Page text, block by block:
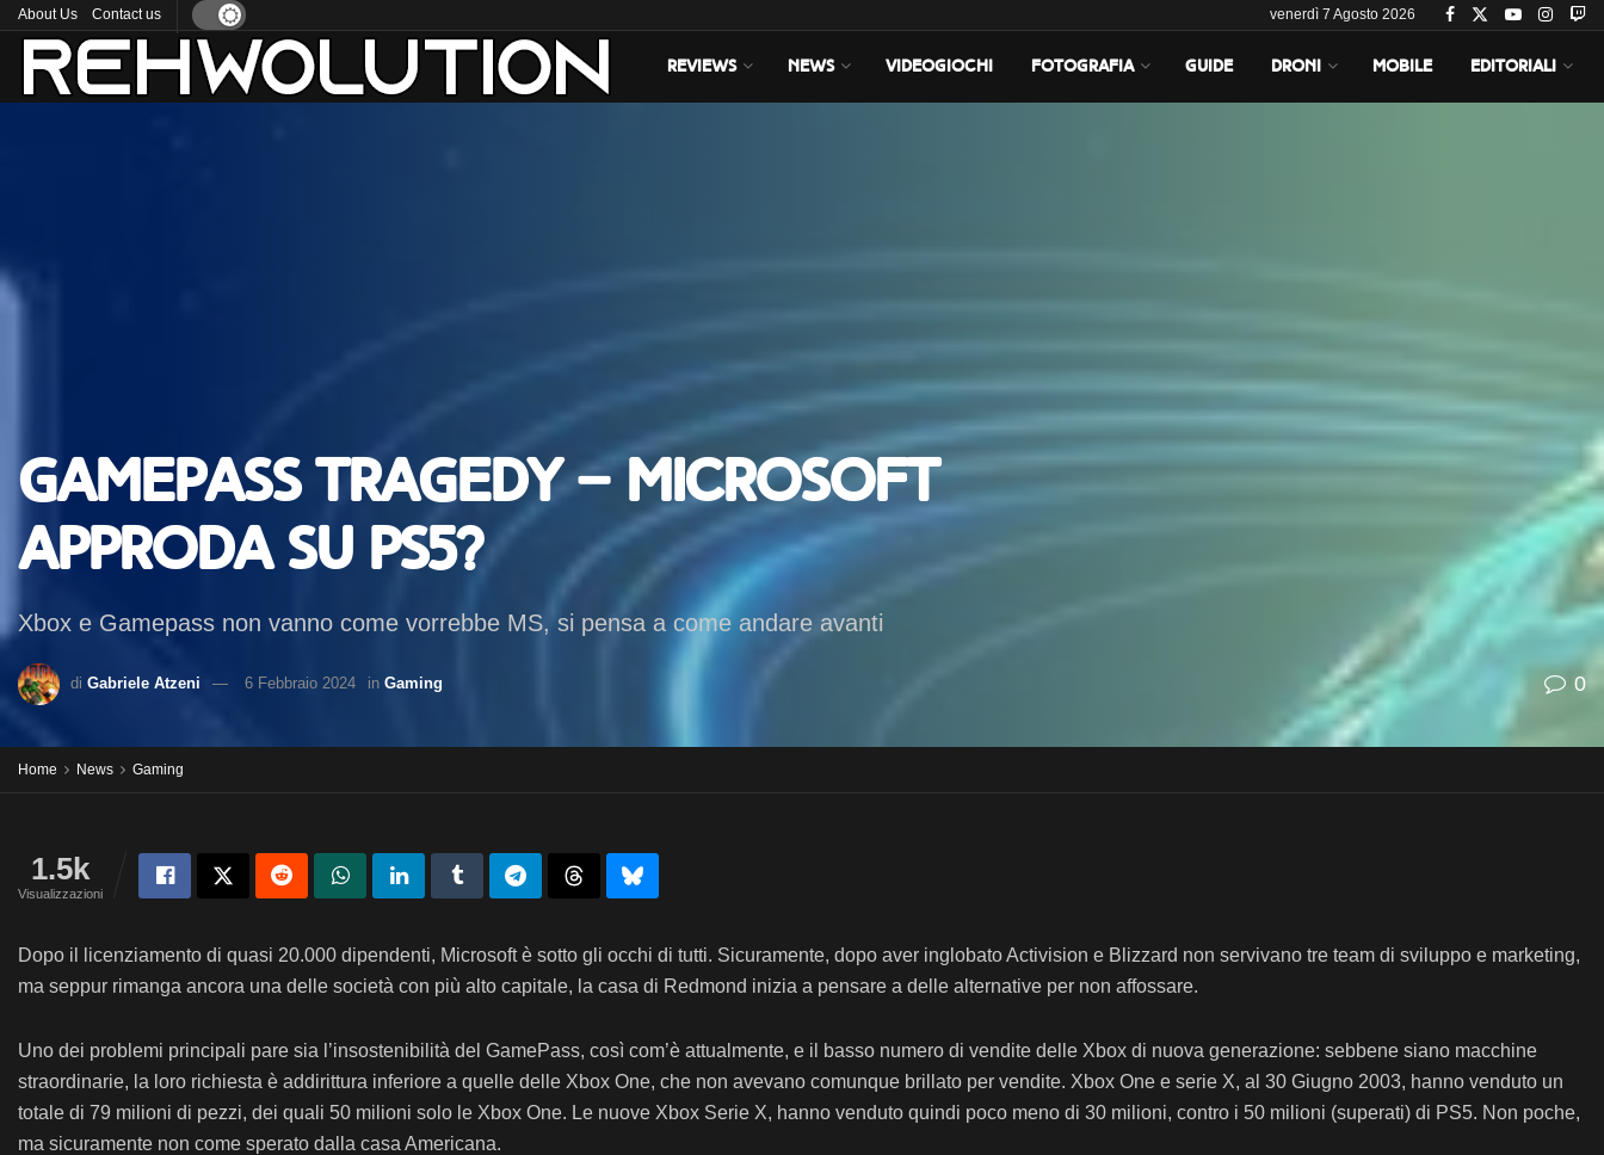
About Us Contact us venerdì 7 Agosto 2026
REVIEWS NEWS VIDEOGIOCHI FOTOGRAFIA GUIDE DRONI MOBILE EDITORIALI
GamePass tragedy – Microsoft
approda su PS5?
Xbox e Gamepass non vanno come vorrebbe MS, si pensa a come andare avanti
di Gabriele Atzeni 6 Febbraio 2024 in Gaming 0
Home News Gaming
1.5k
Visualizzazioni
Dopo il licenziamento di quasi 20.000 dipendenti, Microsoft è sotto gli occhi di tutti. Sicuramente, dopo aver inglobato Activision e Blizzard non servivano tre team di sviluppo e marketing,
ma seppur rimanga ancora una delle società con più alto capitale, la casa di Redmond inizia a pensare a delle alternative per non affossare.
Uno dei problemi principali pare sia l’insostenibilità del GamePass, così com’è attualmente, e il basso numero di vendite delle Xbox di nuova generazione: sebbene siano macchine
straordinarie, la loro richiesta è addirittura inferiore a quelle delle Xbox One, che non avevano comunque brillato per vendite. Xbox One e serie X, al 30 Giugno 2003, hanno venduto un
totale di 79 milioni di pezzi, dei quali 50 milioni solo le Xbox One. Le nuove Xbox Serie X, hanno venduto quindi poco meno di 30 milioni, contro i 50 milioni (superati) di PS5. Non poche,
ma sicuramente non come sperato dalla casa Americana.